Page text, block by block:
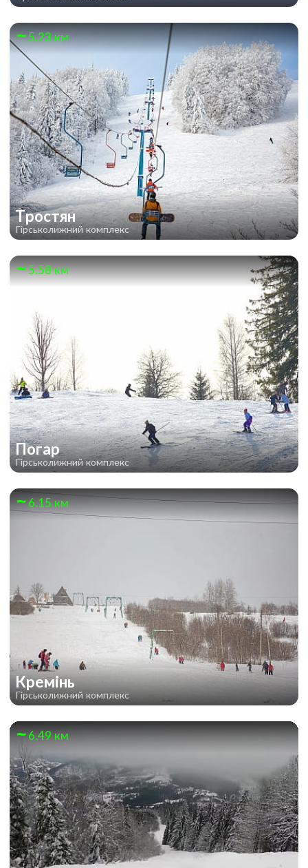
5.23 км
Тростян
Гірськолижний комплекс
5.58 км
Погар
Гірськолижний комплекс
6.15 км
Кремінь
Гірськолижний комплекс
6.49 км